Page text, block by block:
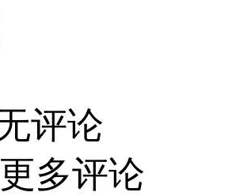
评论
多评论